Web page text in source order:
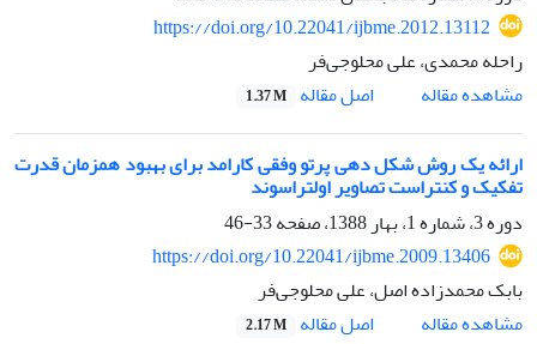
https://doi.org/10.22041/ijbme.2012.13112
راحله محمدی، علی محلوجی‌فر
مشاهده مقاله
اصل مقاله 1.37 M
ارائه یک روش شکل دهی پرتو وفقی کارامد برای بهبود همزمان قدرت
تفکیک و کنتراست تصاویر اولتراسوند
دوره 3، شماره 1، بهار 1388، صفحه
33-46
https://doi.org/10.22041/ijbme.2009.13406
بابک محمدزاده اصل، علی محلوجی‌فر
مشاهده مقاله
اصل مقاله 2.17 M